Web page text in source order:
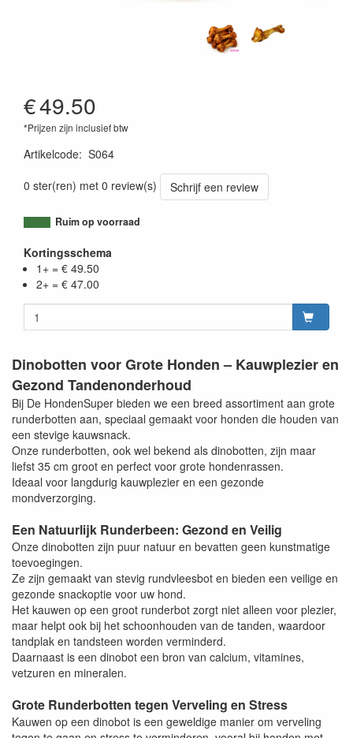
€49.50
*Prijzen zijn inclusief btw
Artikelcode: S064
0 ster(ren) met 0 review(s)
Schrijf een review
Ruim op voorraad
Kortingsschema
1+ = € 49.50
2+ = € 47.00
Dinobotten voor Grote Honden – Kauwplezier en
Gezond Tandenonderhoud
Bij De HondenSuper bieden we een breed assortiment aan grote
runderbotten aan, speciaal gemaakt voor honden die houden van
een stevige kauwsnack.
Onze runderbotten, ook wel bekend als dinobotten, zijn maar
liefst 35 cm groot en perfect voor grote hondenrassen.
Ideaal voor langdurig kauwplezier en een gezonde
mondverzorging.
Een Natuurlijk Runderbeen: Gezond en Veilig
Onze dinobotten zijn puur natuur en bevatten geen kunstmatige
toevoegingen.
Ze zijn gemaakt van stevig rundvleesbot en bieden een veilige en
gezonde snackoptie voor uw hond.
Het kauwen op een groot runderbot zorgt niet alleen voor plezier,
maar helpt ook bij het schoonhouden van de tanden, waardoor
tandplak en tandsteen worden verminderd.
Daarnaast is een dinobot een bron van calcium, vitamines,
vetzuren en mineralen.
Grote Runderbotten tegen Verveling en Stress
Kauwen op een dinobot is een geweldige manier om verveling